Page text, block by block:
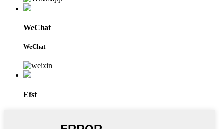
WeChat
WeChat
Efst